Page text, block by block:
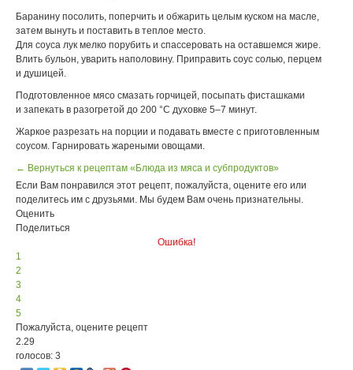
Баранину посолить, поперчить и обжарить целым куском на масле,
затем вынуть и поставить в теплое место.
Для соуса лук мелко порубить и спассеровать на оставшемся жире.
Влить бульон, уварить наполовину. Приправить соус солью, перцем
и душицей.
Подготовленное мясо смазать горчицей, посыпать фисташками
и запекать в разогретой до 200 °С духовке 5–7 минут.
Жаркое разрезать на порции и подавать вместе с приготовленным
соусом. Гарнировать жареными овощами.
← Вернуться к рецептам «Блюда из мяса и субпродуктов»
Если Вам понравился этот рецепт, пожалуйста, оцените его или
поделитесь им с друзьями. Мы будем Вам очень признательны.
Оценить
Поделиться
Ошибка!
1
2
3
4
5
Пожалуйста, оцените рецепт
2.29
голосов: 3